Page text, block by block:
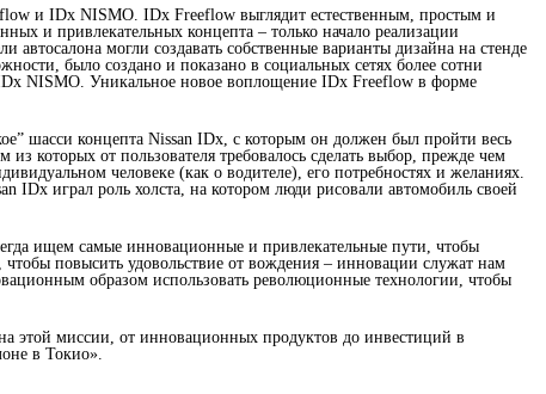
и IDx NISMO. IDx Freeflow выглядит естественным, простым и
и привлекательных концепта – только начало реализации
могли создавать собственные варианты дизайна на стенде
было создано и показано в социальных сетях более сотни
IDx NISMO. Уникальное новое воплощение IDx Freeflow в форме
шасси концепта Nissan IDx, с которым он должен был пройти весь
которых от пользователя требовалось сделать выбор, прежде чем
человеке (как о водителе), его потребностях и желаниях.
играл роль холста, на котором люди рисовали автомобиль своей
ищем самые инновационные и привлекательные пути, чтобы
повысить удовольствие от вождения – инновации служат нам
образом использовать революционные технологии, чтобы
этой миссии, от инновационных продуктов до инвестиций в
в Токио».